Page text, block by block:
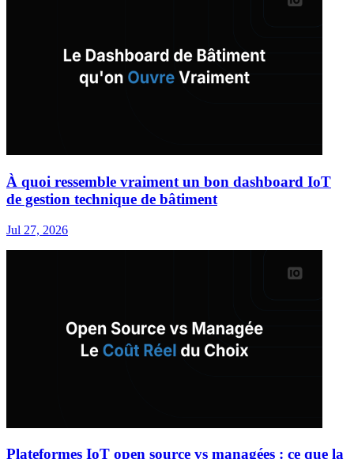
À quoi ressemble vraiment un bon dashboard IoT
de gestion technique de bâtiment
Jul 27, 2026
Plateformes IoT open source vs managées : ce que la